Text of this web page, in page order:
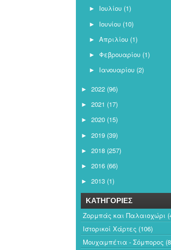
► Ιουλίου (1)
► Ιουνίου (10)
► Απριλίου (1)
► Φεβρουαρίου (1)
► Ιανουαρίου (2)
► 2022 (96)
► 2021 (17)
► 2020 (15)
► 2019 (39)
► 2018 (257)
► 2016 (66)
► 2013 (1)
ΚΑΤΗΓΟΡΙΕΣ
Ζορμπάς και Παλαιοχώρι
Ιστορικοί Χάρτες (106)
Μουχαμπέτια - Σόμπορος